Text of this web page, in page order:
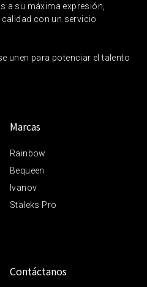
a su máxima expresión,
con un servicio
unen para potenciar el talento
Marcas
Rainbow
Bequeen
Ivanov
Staleks Pro
Contáctanos